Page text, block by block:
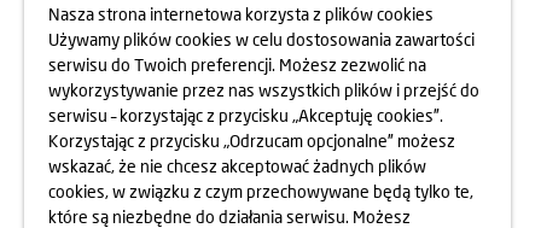
DZIEŃ OTWARTY
MOKOTOWA SPORTOWEGO
10.05.2025
dowiedz się więcej
Nasza strona internetowa korzysta z plików cookies
Używamy plików cookies w celu dostosowania zawartości
serwisu do Twoich preferencji. Możesz zezwolić na
wykorzystywanie przez nas wszystkich plików i przejść do
serwisu – korzystając z przycisku „Akceptuję cookies”.
Korzystając z przycisku „Odrzucam opcjonalne” możesz
wskazać, że nie chcesz akceptować żadnych plików
cookies, w związku z czym przechowywane będą tylko te,
które są niezbędne do działania serwisu. Możesz